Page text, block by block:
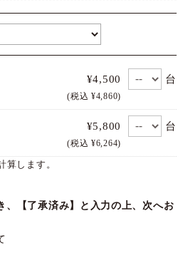
¥4,500
(税込 ¥4,860)
台
¥5,800
(税込 ¥6,264)
台
算します。
【了承済み】と入力の上、次へお